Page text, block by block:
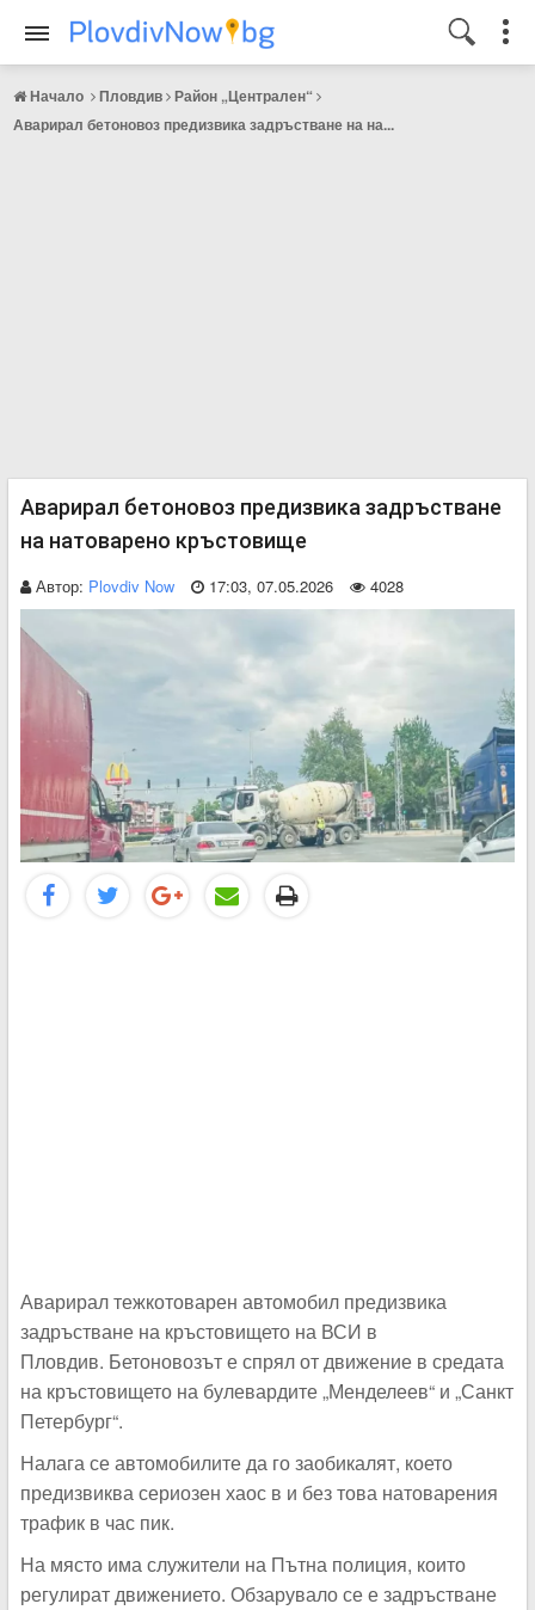
Начало Пловдив Район „Централен“
Аварирал бетоновоз предизвика задръстване на на...
Аварирал бетоновоз предизвика задръстване
на натоварено кръстовище
Автор: Plovdiv Now 17:03, 07.05.2026 4028
Аварирал тежкотоварен автомобил предизвика
задръстване на кръстовището на ВСИ в
Пловдив. Бетоновозът е спрял от движение в средата
на кръстовището на булевардите „Менделеев“ и „Санкт
Петербург“.
Налага се автомобилите да го заобикалят, което
предизвиква сериозен хаос в и без това натоварения
трафик в час пик.
На място има служители на Пътна полиция, които
регулират движението. Обзарувало се е задръстване